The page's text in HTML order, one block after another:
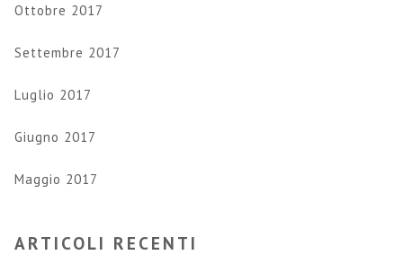
Ottobre 2017
Settembre 2017
Luglio 2017
Giugno 2017
Maggio 2017
ARTICOLI RECENTI